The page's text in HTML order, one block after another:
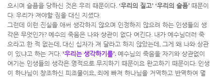
으시며 슬픔을 당하신 것은 우리 때문이다. ‘우리의 질고’ ‘우리의 슬픔’ 때문이
다. 우리가 져야할 짐을 대신 지셨다.
그런데 이런 진실을 애써 생각하지 않으며 인정하지 않으려 하는 인생들의 생
각은 무엇인가? 예수의 죽음은 나와 상관이 없다 여긴다. 내가 예수님더러 죽
으라고 한 적 없는데 , 대신 십자가 져 달라고 하지 않았는데 , 그게 왜 나와 상관
이 있냐고 하는 거다. ‘우리는 생각하기를’. 예수님의 죽음을 자기와 상관없이
여기는 인생들의 생각은 영적으로 무지하기 때문이요 완고하기 때문이다. 인생
이 하나님이 창조하신 피조물이요, 죄에 빠져 하나님을 거역하고 반역하여 멸